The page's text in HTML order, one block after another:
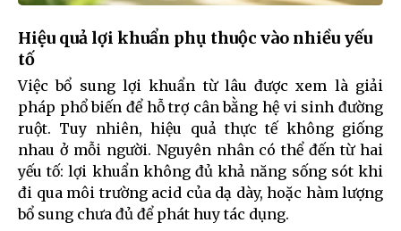
Hiệu quả lợi khuẩn phụ thuộc vào nhiều yếu
tố
Việc bổ sung lợi khuẩn từ lâu được xem là giải
pháp phổ biến để hỗ trợ cân bằng hệ vi sinh đường
ruột. Tuy nhiên, hiệu quả thực tế không giống
nhau ở mỗi người. Nguyên nhân có thể đến từ hai
yếu tố: lợi khuẩn không đủ khả năng sống sót khi
đi qua môi trường acid của dạ dày, hoặc hàm lượng
bổ sung chưa đủ để phát huy tác dụng.